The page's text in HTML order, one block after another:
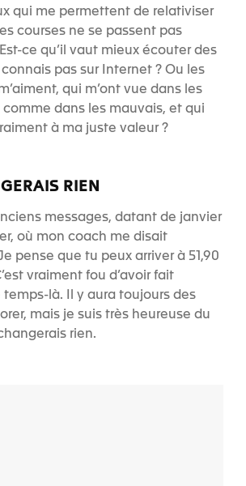
qui me permettent de relativiser
courses ne se passent pas
ce qu’il vaut mieux écouter des
pas sur Internet ? Ou les
qui m’ont vue dans les
dans les mauvais, et qui
à ma juste valeur ?
RIEN
messages, datant de janvier
où mon coach me disait
pense que tu peux arriver à 51,90
vraiment fou d’avoir fait
là. Il y aura toujours des
mais je suis très heureuse du
rien.